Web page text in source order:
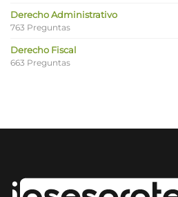
Derecho Administrativo
763 Preguntas
Derecho Fiscal
663 Preguntas